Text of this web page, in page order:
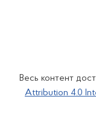
Весь контент
Attribution 4.0